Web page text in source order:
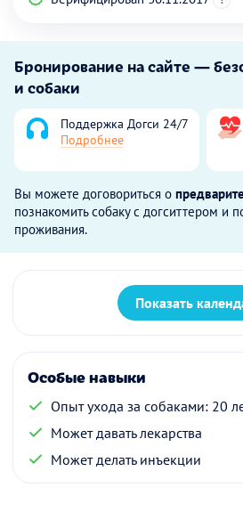
Бронирование на сайте —
и собаки
Поддержка Догси 24/7
Подробнее
Вы можете договориться о
познакомить собаку с догситтером и
проживания.
Показать
Особые навыки
Опыт ухода за собаками: 20
Может давать лекарства
Может делать инъекции